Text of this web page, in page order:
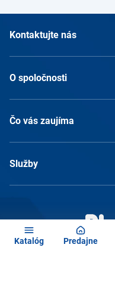
Katalóg Predajne
Kontaktujte nás
O spoločnosti
Čo vás zaujíma
Služby